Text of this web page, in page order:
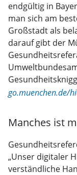
endgültig in
man sich am
Großstadt als
darauf gibt der
go.muenchen.de/
Manches ist
„Unser digitaler
verständliche